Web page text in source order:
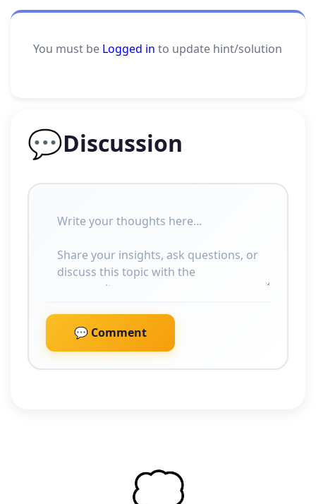
You must be Logged in to update hint/solution
💬Discussion
💬 Comment